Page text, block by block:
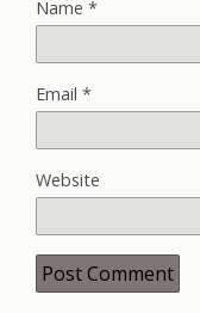
Name *
Email *
Website